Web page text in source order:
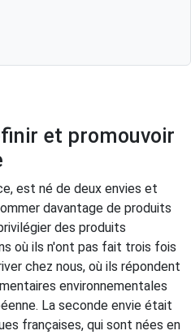
et promouvoir
est né de deux envies et
davantage de produits
des produits
où ils n'ont pas fait trois fois
chez nous, où ils répondent
environnementales
La seconde envie était
françaises, qui sont nées en